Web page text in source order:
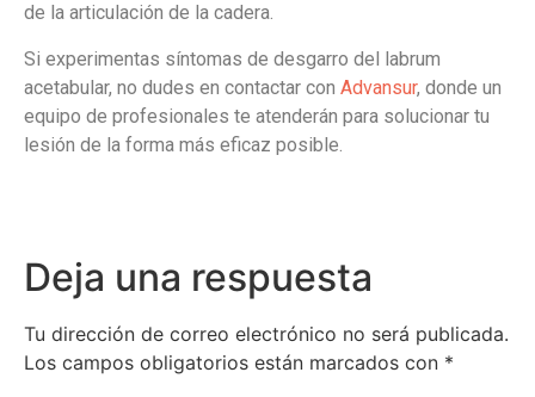
de la articulación de la cadera.
Si experimentas síntomas de desgarro del labrum
acetabular, no dudes en contactar con Advansur, donde un
equipo de profesionales te atenderán para solucionar tu
lesión de la forma más eficaz posible.
Deja una respuesta
Tu dirección de correo electrónico no será publicada.
Los campos obligatorios están marcados con *